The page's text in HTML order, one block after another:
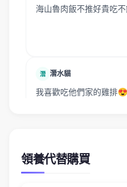
領養代替購買